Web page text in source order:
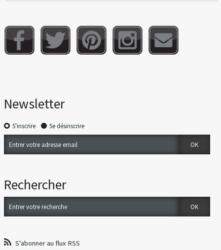
Newsletter
S'inscrire Se désinscrire
Rechercher
S'abonner au flux RSS